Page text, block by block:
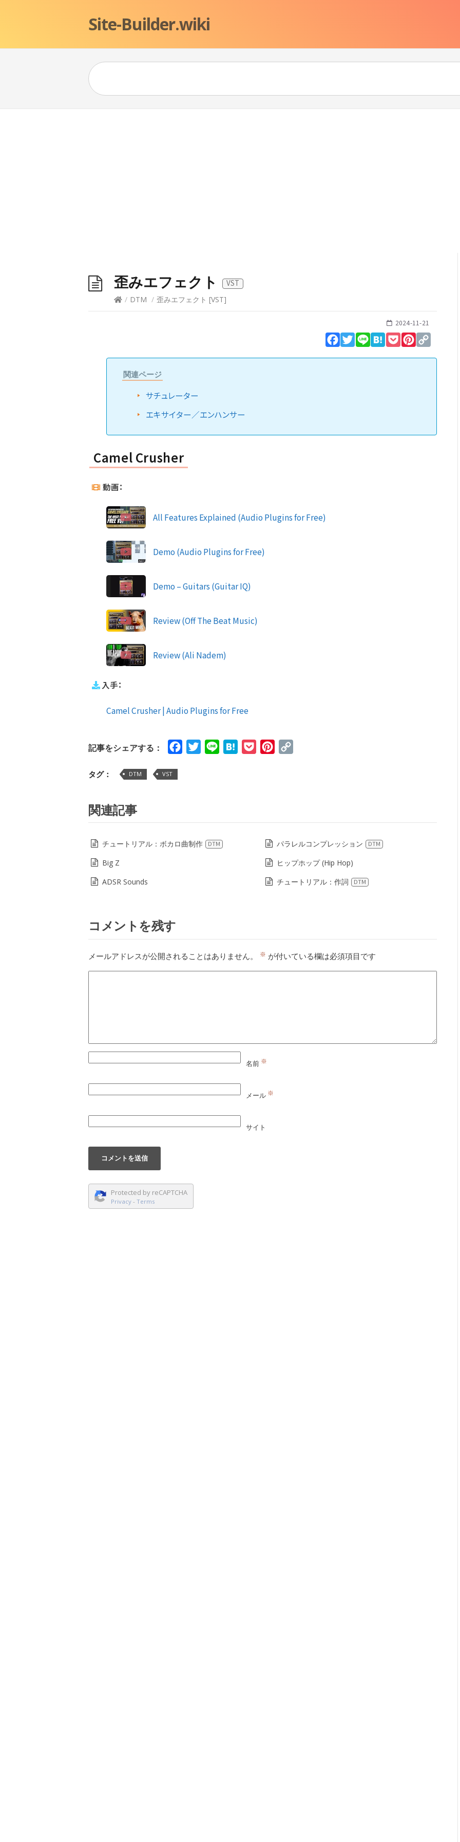
Site-Builder.wiki
歪みエフェクト
VST
/ DTM / 歪みエフェクト [VST]
2024-11-21
Facebook
Twitter
Line HatenaPocketPinterest
関連ページ
サチュレーター
エキサイター／エンハンサー
Camel Crusher
動画：
All Features Explained (Audio Plugins for Free)
Demo (Audio Plugins for Free)
Demo – Guitars (Guitar IQ)
Review (Off The Beat Music)
Review (Ali Nadem)
入手：
Camel Crusher | Audio Plugins for Free
記事をシェアする： FacebookTwitterLine HatenaPocketPinterest
タグ： DTM VST
関連記事
チュートリアル：ボカロ曲制作 DTM パラレルコンプレッション DTM
Big Z
ヒップホップ (Hip Hop)
ADSR Sounds
チュートリアル：作詞 DTM
コメントを残す
メールアドレスが公開されることはありません。 ※ が付いている欄は必須項目です
名前 ※
メール ※
サイト
Protected by reCAPTCHA
Privacy - Terms